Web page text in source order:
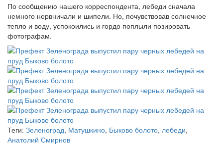
По сообщению нашего корреспондента, лебеди сначала
немного нервничали и шипели. Но, почувствовав солнечное
тепло и воду, успокоились и гордо поплыли позировать
фотографам.
Теги: Зеленоград, Матушкино, Быково болото, лебеди,
Анатолий Смирнов